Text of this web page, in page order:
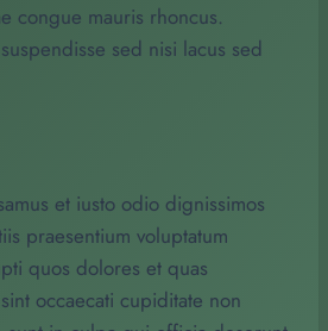
congue mauris rhoncus.
sed nisi lacus sed
et iusto odio dignissimos
praesentium voluptatum
quos dolores et quas
occaecati cupiditate non